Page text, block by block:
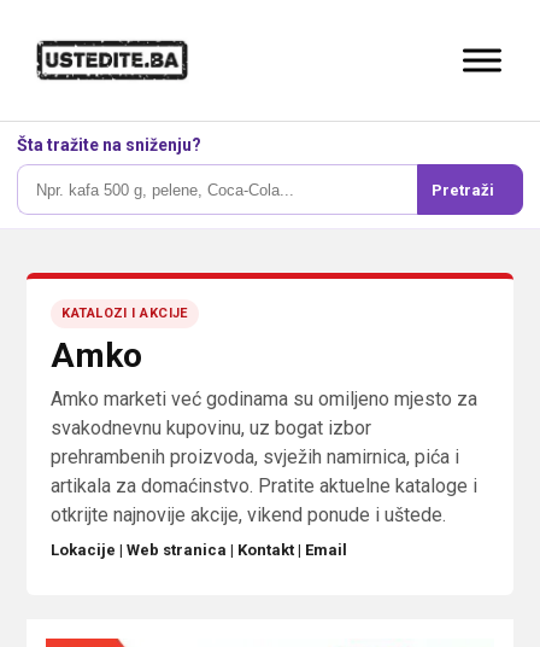
Šta tražite na sniženju?
Pretraži
KATALOZI I AKCIJE
Amko
Amko marketi već godinama su omiljeno mjesto za
svakodnevnu kupovinu, uz bogat izbor
prehrambenih proizvoda, svježih namirnica, pića i
artikala za domaćinstvo. Pratite aktuelne kataloge i
otkrijte najnovije akcije, vikend ponude i uštede.
Lokacije |Web stranica | Kontakt | Email